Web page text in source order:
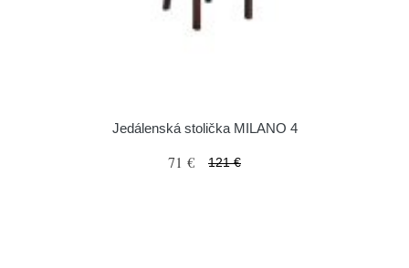
Jedálenská stolička MILANO 4
71 € 121 €